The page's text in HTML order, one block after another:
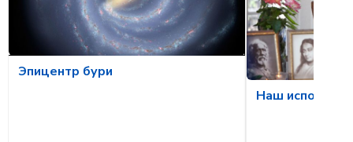
Эпицентр бури
Наш